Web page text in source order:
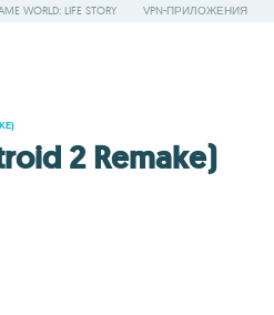
WORLD: LIFE STORY VPN-ПРИЛОЖЕНИЯ
2 Remake)